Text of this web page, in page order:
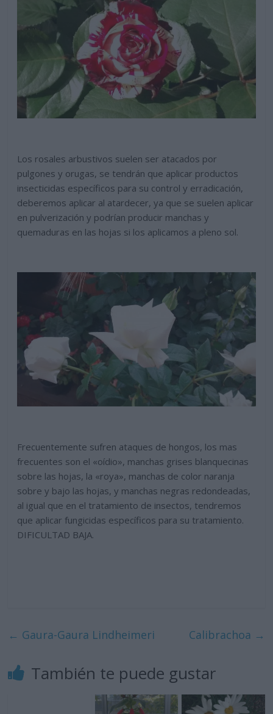
Los rosales arbustivos suelen ser atacados por
pulgones y orugas, se tendrán que aplicar productos
insecticidas específicos para su control y erradicación,
deberemos aplicar al atardecer, ya que se suelen aplicar
en pulverización y podrían producir manchas y
quemaduras en las hojas si los aplicamos a pleno sol.
Frecuentemente sufren ataques de hongos, los mas
frecuentes son el «oídio», manchas grises blanquecinas
sobre las hojas, la «roya», manchas de color naranja
sobre y bajo las hojas, y manchas negras redondeadas,
al igual que en el tratamiento de insectos, tendremos
que aplicar fungicidas específicos para su tratamiento.
DIFICULTAD BAJA.
← Gaura-Gaura Lindheimeri Calibrachoa →
También te puede gustar